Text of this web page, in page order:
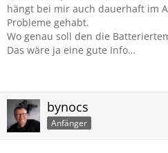
hängt bei mir auch dauerhaft im
Probleme gehabt.
Wo genau soll den die
Das wäre ja eine gute Info…
bynocs
Anfänger